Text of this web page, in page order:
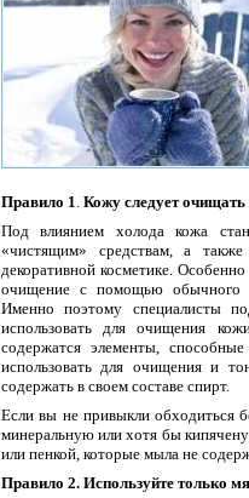
Правило 1. Кожу следует очищать
Под влиянием холода кожа
«чистящим» средствам, а
декоративной косметике.
очищение с помощью обычного
Именно поэтому специалисты
использовать для очищения
содержатся элементы,
использовать для очищения и
содержать в своем составе спирт.
Если вы не привыкли обходиться
минеральную или хотя бы
или пенкой, которые мыла не
Правило 2. Используйте только